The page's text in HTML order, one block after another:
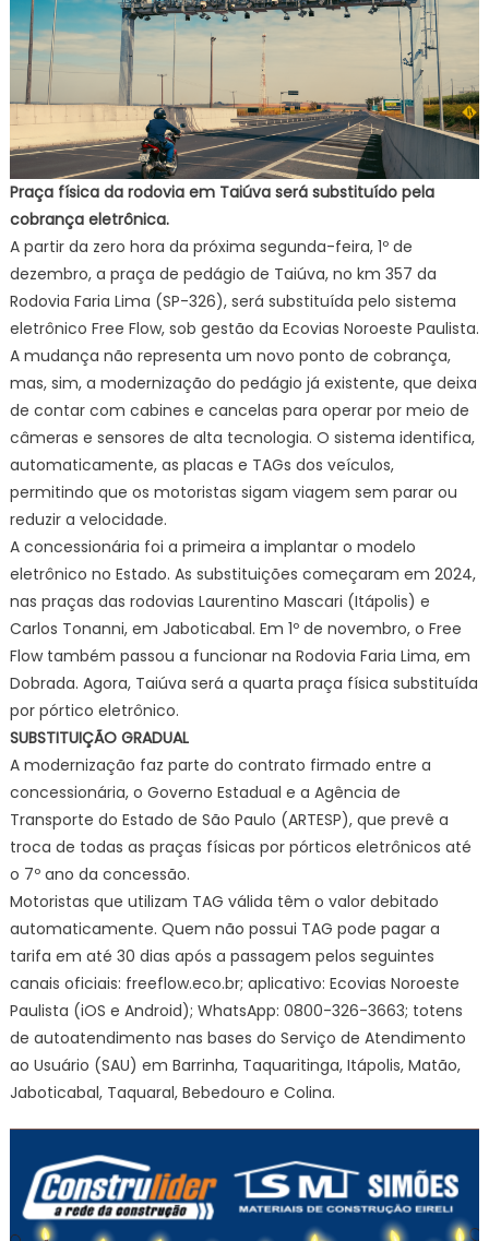
Praça física da rodovia em Taiúva será substituído pela
cobrança eletrônica.
A partir da zero hora da próxima segunda-feira, 1º de
dezembro, a praça de pedágio de Taiúva, no km 357 da
Rodovia Faria Lima (SP-326), será substituída pelo sistema
eletrônico Free Flow, sob gestão da Ecovias Noroeste Paulista.
A mudança não representa um novo ponto de cobrança,
mas, sim, a modernização do pedágio já existente, que deixa
de contar com cabines e cancelas para operar por meio de
câmeras e sensores de alta tecnologia. O sistema identifica,
automaticamente, as placas e TAGs dos veículos,
permitindo que os motoristas sigam viagem sem parar ou
reduzir a velocidade.
A concessionária foi a primeira a implantar o modelo
eletrônico no Estado. As substituições começaram em 2024,
nas praças das rodovias Laurentino Mascari (Itápolis) e
Carlos Tonanni, em Jaboticabal. Em 1º de novembro, o Free
Flow também passou a funcionar na Rodovia Faria Lima, em
Dobrada. Agora, Taiúva será a quarta praça física substituída
por pórtico eletrônico.
SUBSTITUIÇÃO GRADUAL
A modernização faz parte do contrato firmado entre a
concessionária, o Governo Estadual e a Agência de
Transporte do Estado de São Paulo (ARTESP), que prevê a
troca de todas as praças físicas por pórticos eletrônicos até
o 7º ano da concessão.
Motoristas que utilizam TAG válida têm o valor debitado
automaticamente. Quem não possui TAG pode pagar a
tarifa em até 30 dias após a passagem pelos seguintes
canais oficiais: freeflow.eco.br; aplicativo: Ecovias Noroeste
Paulista (iOS e Android); WhatsApp: 0800-326-3663; totens
de autoatendimento nas bases do Serviço de Atendimento
ao Usuário (SAU) em Barrinha, Taquaritinga, Itápolis, Matão,
Jaboticabal, Taquaral, Bebedouro e Colina.